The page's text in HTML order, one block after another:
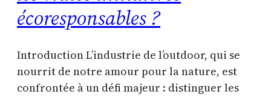
écoresponsables ?
Introduction L’industrie de l’outdoor, qui se
nourrit de notre amour pour la nature, est
confrontée à un défi majeur : distinguer les